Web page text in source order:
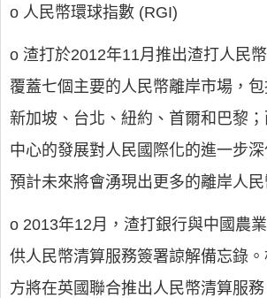
o 人民幣環球指數 (RGI)
o 渣打於2012年11月推出渣打人民
覆蓋七個主要的人民幣離岸市場，包
新加坡、台北、紐約、首爾和巴黎
中心的發展對人民國際化的進一步
預計未來將會湧現出更多的離岸人民
o 2013年12月，渣打銀行與中國農
供人民幣清算服務簽署諒解備忘錄
方將在英國聯合推出人民幣清算服